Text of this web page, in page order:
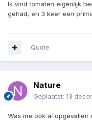
Ik vind tomaten eigenlijk
gehad, en 3 keer een
Quote
Nature
Geplaatst: 13
Was me ook al